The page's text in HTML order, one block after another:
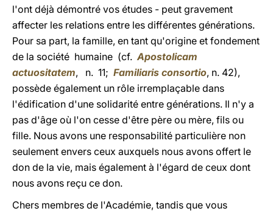
l'ont déjà démontré vos études - peut gravement
affecter les relations entre les différentes générations.
Pour sa part, la famille, en tant qu'origine et fondement
de la société humaine (cf.Apostolicam
actuositatem, n. 11; Familiaris consortio, n. 42),
possède également un rôle irremplaçable dans
l'édification d'une solidarité entre générations. Il n'y a
pas d'âge où l'on cesse d'être père ou mère, fils ou
fille. Nous avons une responsabilité particulière non
seulement envers ceux auxquels nous avons offert le
don de la vie, mais également à l'égard de ceux dont
nous avons reçu ce don.
Chers membres de l'Académie, tandis que vous